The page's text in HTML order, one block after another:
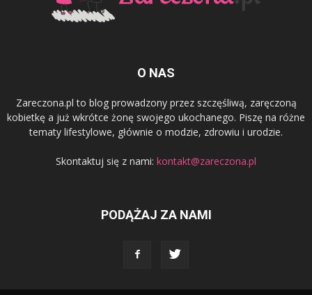
O NAS
Zareczona.pl to blog prowadzony przez szczęśliwą, zaręczoną
kobietkę a już wkrótce żonę swojego ukochanego. Piszę na różne
tematy lifestylowe, głównie o modzie, zdrowiu i urodzie.
Skontaktuj się z nami: kontakt@zareczona.pl
PODĄŻAJ ZA NAMI